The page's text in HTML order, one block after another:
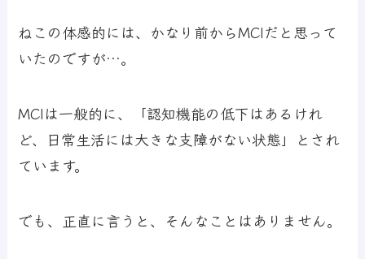
ねこの体感的には、かなり前からMCIだと思って
いたのですが…。
MCIは一般的に、「認知機能の低下はあるけれ
ど、日常生活には大きな支障がない状態」とされ
ています。
でも、正直に言うと、そんなことはありません。